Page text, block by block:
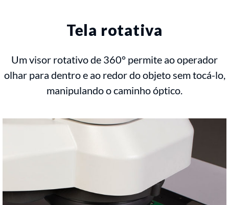
Tela rotativa
Um visor rotativo de 360° permite ao operador
olhar para dentro e ao redor do objeto sem tocá-lo,
manipulando o caminho óptico.